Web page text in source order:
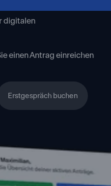
digitalen
einen Antrag einreichen
Erstgespräch buchen